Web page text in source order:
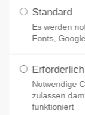
Standard
Es werden
Fonts,
Erforderlich
Notwendige
zulassen
funktioniert